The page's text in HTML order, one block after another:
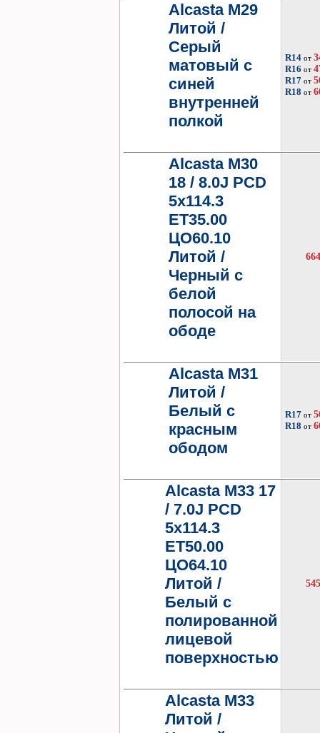
Alcasta M29
Литой /
Серый
матовый с
синей
внутренней
полкой
R14от
R16 от
R17от
R18 от
Alcasta M30
18 / 8.0J PCD
5x114.3
ET35.00
ЦО60.10
Литой /
Черный с
белой
полосой на
ободе
Alcasta M31
Литой /
Белый с
красным
ободом
R17от
R18 от
Alcasta M33 17
/ 7.0J PCD
5x114.3
ET50.00
ЦО64.10
Литой /
Белый с
полированной
лицевой
поверхностью
Alcasta M33
Литой /